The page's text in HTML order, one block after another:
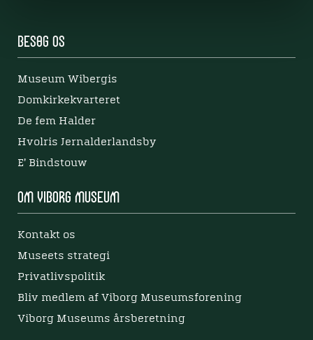
Besøg os
Museum Wibergis
Domkirkekvarteret
De fem Halder
Hvolris Jernalderlandsby
E' Bindstouw
Om Viborg Museum
Kontakt os
Museets strategi
Privatlivspolitik
Bliv medlem af Viborg Museumsforening
Viborg Museums årsberetning